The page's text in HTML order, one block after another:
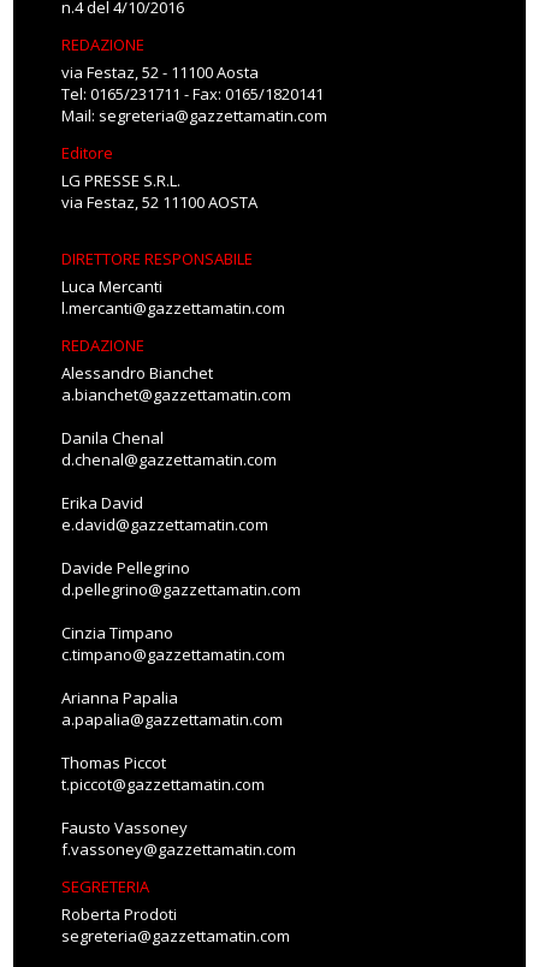
n.4 del 4/10/2016
REDAZIONE
via Festaz, 52 - 11100 Aosta
Tel: 0165/231711 - Fax: 0165/1820141
Mail: segreteria@gazzettamatin.com
Editore
LG PRESSE S.R.L.
via Festaz, 52 11100 AOSTA
DIRETTORE RESPONSABILE
Luca Mercanti
l.mercanti@gazzettamatin.com
REDAZIONE
Alessandro Bianchet
a.bianchet@gazzettamatin.com
Danila Chenal
d.chenal@gazzettamatin.com
Erika David
e.david@gazzettamatin.com
Davide Pellegrino
d.pellegrino@gazzettamatin.com
Cinzia Timpano
c.timpano@gazzettamatin.com
Arianna Papalia
a.papalia@gazzettamatin.com
Thomas Piccot
t.piccot@gazzettamatin.com
Fausto Vassoney
f.vassoney@gazzettamatin.com
SEGRETERIA
Roberta Prodoti
segreteria@gazzettamatin.com